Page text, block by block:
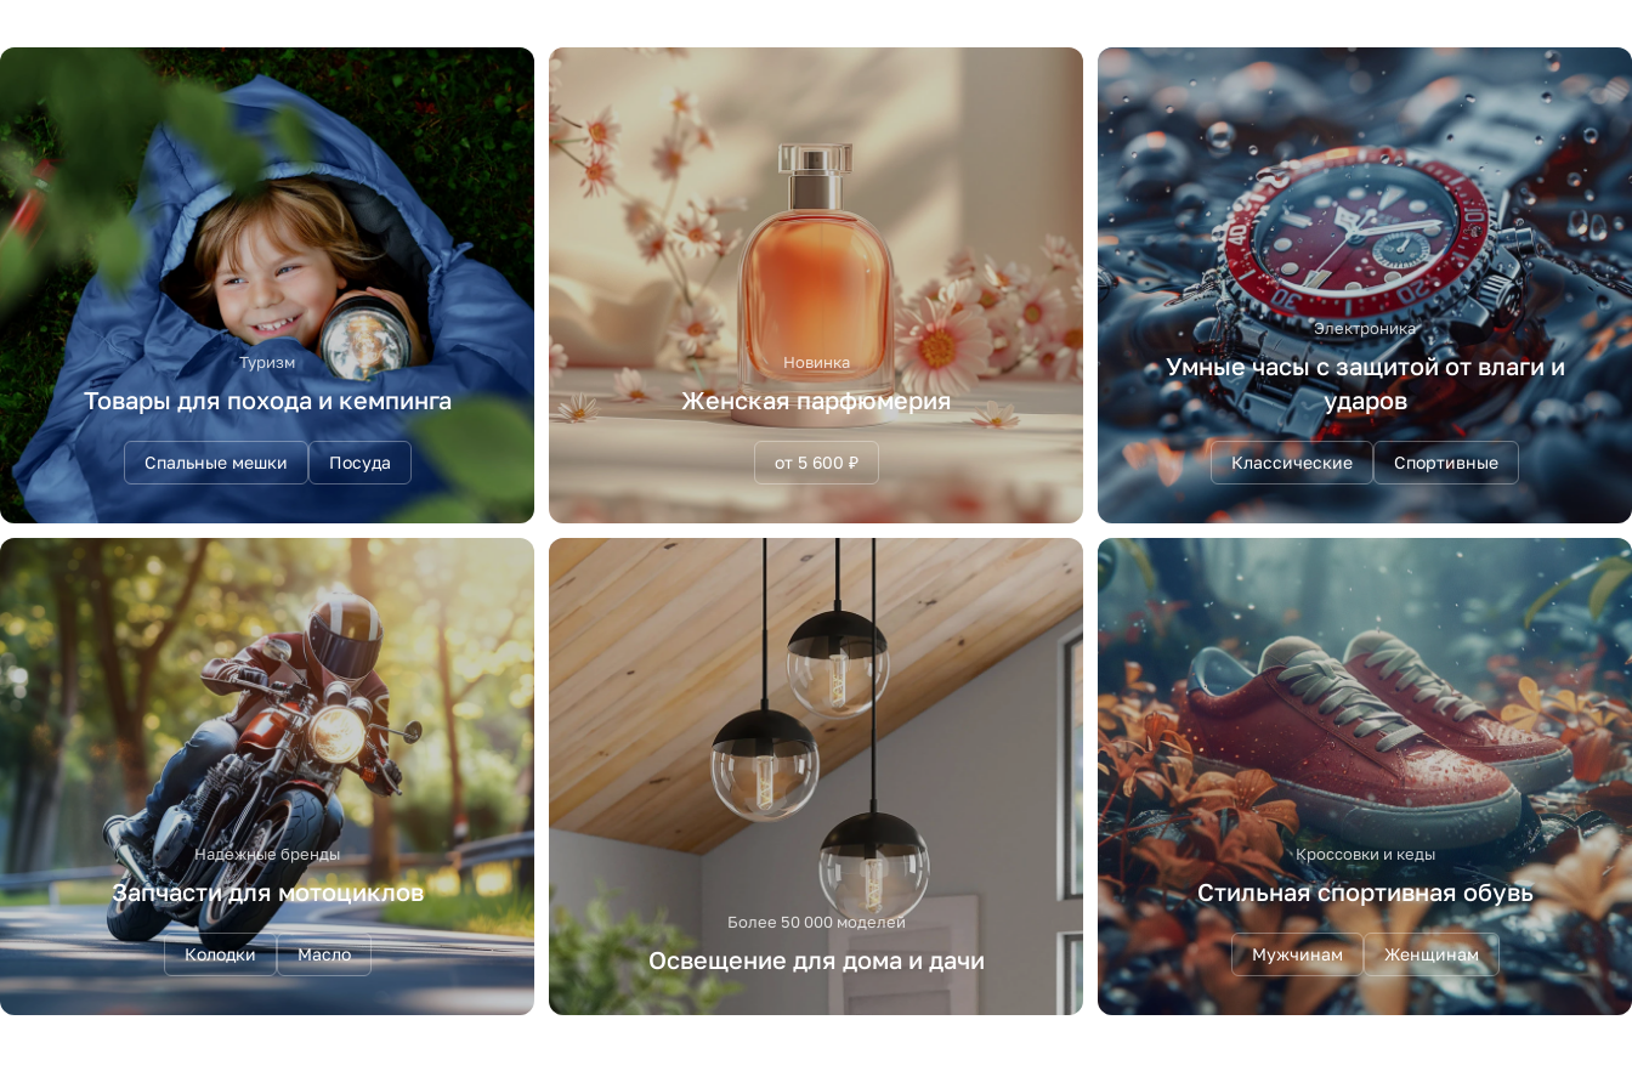
Туризм
Товары для похода и кемпинга
Спальные мешки Посуда
Новинка
Женская парфюмерия
от 5 600 ₽
Электроника
Умные часы с защитой от влаги и
ударов
Классические Спортивные
Надежные бренды
Запчасти для мотоциклов
Колодки Масло
Более 50 000 моделей
Освещение для дома и дачи
Кроссовки и кеды
Стильная спортивная обувь
Мужчинам Женщинам